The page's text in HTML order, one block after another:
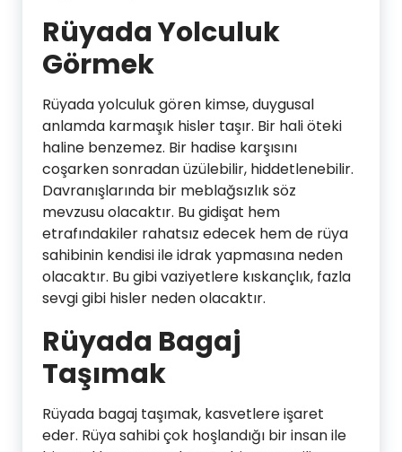
Rüyada Yolculuk
Görmek
Rüyada yolculuk gören kimse, duygusal
anlamda karmaşık hisler taşır. Bir hali öteki
haline benzemez. Bir hadise karşısını
coşarken sonradan üzülebilir, hiddetlenebilir.
Davranışlarında bir meblağsızlık söz
mevzusu olacaktır. Bu gidişat hem
etrafındakiler rahatsız edecek hem de rüya
sahibinin kendisi ile idrak yapmasına neden
olacaktır. Bu gibi vaziyetlere kıskançlık, fazla
sevgi gibi hisler neden olacaktır.
Rüyada Bagaj
Taşımak
Rüyada bagaj taşımak, kasvetlere işaret
eder. Rüya sahibi çok hoşlandığı bir insan ile